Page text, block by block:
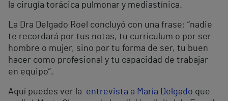
la cirugía torácica pulmonar y mediastínica.
La Dra Delgado Roel concluyó con una frase: “nadie
te recordará por tus notas, tu currículum o por ser
hombre o mujer, sino por tu forma de ser, tu buen
hacer como profesional y tu capacidad de trabajar
en equipo”.
Aquí puedes ver la entrevista a María Delgado que